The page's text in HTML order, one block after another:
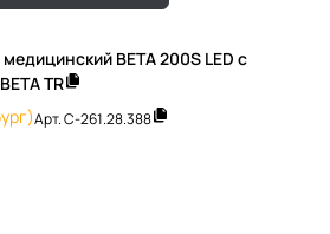
BETA 200S LED с
TR
Арт.C-261.28.388